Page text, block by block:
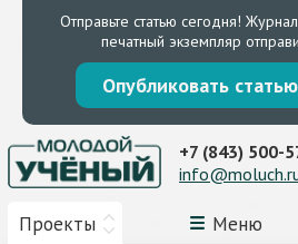
Отправьте статью сегодня!
печатный экземпляр
Опубликовать
Проекты Меню
+7 (843) 500-